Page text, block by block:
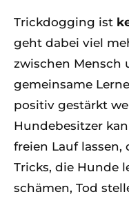
Trickdogging ist
geht dabei viel
zwischen Mensch
gemeinsame
positiv gestärkt
Hundebesitzer
freien Lauf
Tricks, die Hunde
schämen, Tod